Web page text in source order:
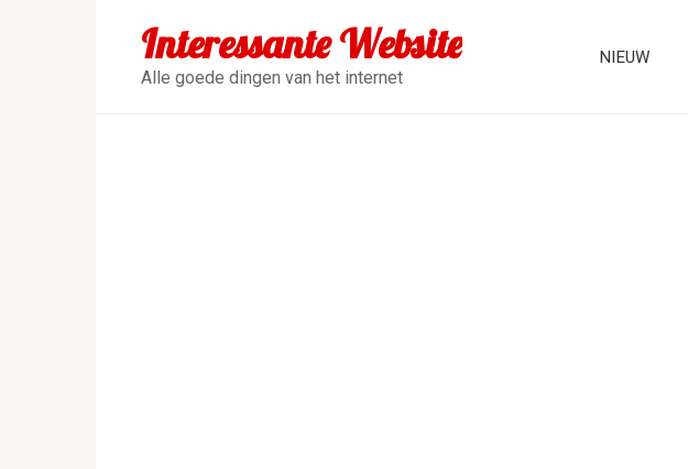
Interessante Website
Alle goede dingen van het internet
NIEUW